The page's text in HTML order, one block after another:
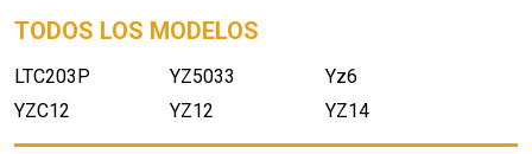
TODOS LOS MODELOS
LTC203P YZ5033
Yz6
YZC12
YZ12 YZ14